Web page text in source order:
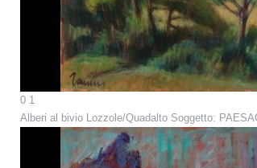
0 1
Alberi al bivio Lozzole/Quadalto Soggetto: